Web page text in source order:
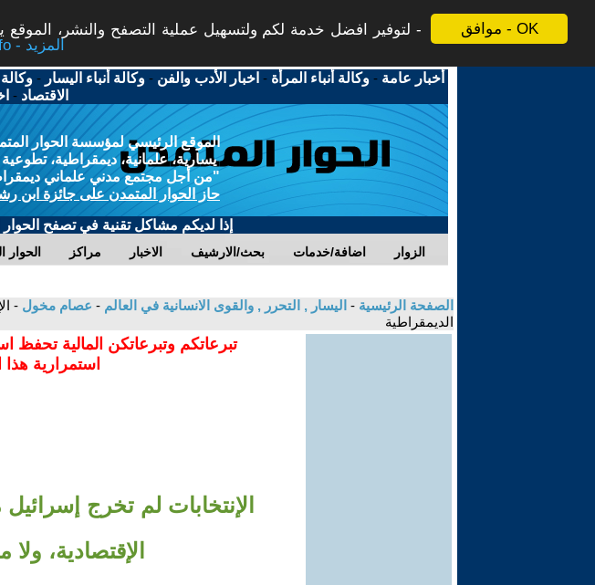
موافق - OK
لتوفير افضل خدمة لكم ولتسهيل عملية التصفح والنشر،
More info - المزيد
أخبار عامة -وكالة أنباء المرأة - اخبار الأدب والفن -وكالة أنباء اليسار -وكالة
الاقتصاد -
الموقع الرئيسي لمؤسسة الحوار
يسارية، علمانية، ديمقراطية،
"من أجل مجتمع مدني علماني
حاز الحوار المتمدن على جائزة ابن
إذا لديكم مشاكل تقنية في تصفح الحوار
الحوار مراكز الاخبار بحث/الارشيف اضافة/خدمات الزوار
الصفحة الرئيسية - اليسار , التحرر , والقوى الانسانية في العالم - عصام مخول -
الديمقراطية
تبرعاتكم وتبرعاتكن المالية تحفظ
استمرارية
الإنتخابات لم تخرج
الإقتصادية،